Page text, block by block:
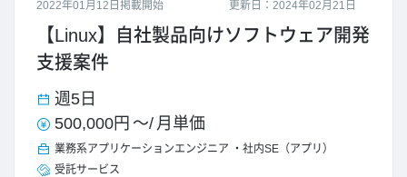
更新日：2024年02月21日
2022年01月12日掲載開始
【Linux】自社製品向けソフトウェア開発
支援案件
週5日
500,000円 ～/ 月単価
業務系アプリケーションエンジニア
社内SE（アプリ）
受託サービス